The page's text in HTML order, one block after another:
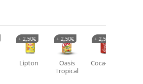
Lipton
+ 2,50€
Oasis
Tropical
+ 2,50€
Coca-cola
+ 2,50